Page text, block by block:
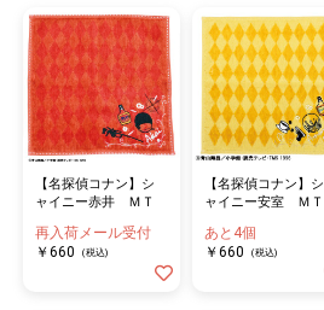
【名探偵コナン】シ
ャイニー赤井 ＭＴ
再入荷メール受付
￥660
(税込)
【名探偵コナン】シ
ャイニー安室 ＭＴ
あと4個
￥660
(税込)